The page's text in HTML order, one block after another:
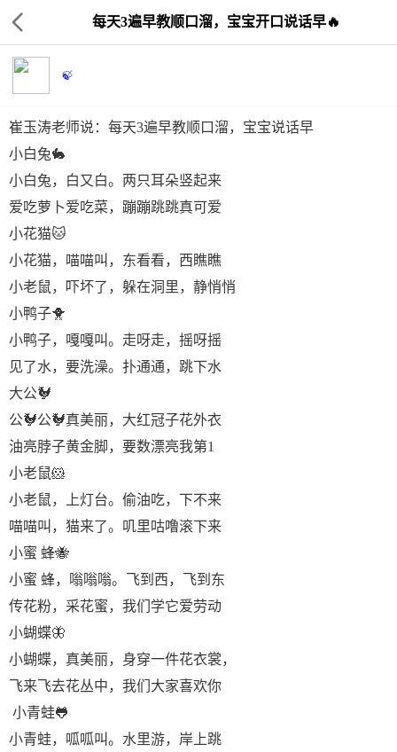
每天3遍早教顺口溜，宝宝开口说话早🔥
🍃
崔玉涛老师说：每天3遍早教顺口溜，宝宝说话早
小白兔🐇
小白兔，白又白。两只耳朵竖起来
爱吃萝卜爱吃菜，蹦蹦跳跳真可爱
小花猫🐱
小花猫，喵喵叫，东看看，西瞧瞧
小老鼠，吓坏了，躲在洞里，静悄悄
小鸭子🐥
小鸭子，嘎嘎叫。走呀走，摇呀摇
见了水，要洗澡。扑通通，跳下水
大公🐓
公🐓公🐓真美丽，大红冠子花外衣
油亮脖子黄金脚，要数漂亮我第1
小老鼠🐹
小老鼠，上灯台。偷油吃，下不来
喵喵叫，猫来了。叽里咕噜滚下来
小蜜 蜂🐝
小蜜 蜂，嗡嗡嗡。飞到西，飞到东
传花粉，采花蜜，我们学它爱劳动
小蝴蝶🦋
小蝴蝶，真美丽，身穿一件花衣裳，
飞来飞去花丛中，我们大家喜欢你
小青蛙🐸
小青蛙，呱呱叫。水里游，岸上跳